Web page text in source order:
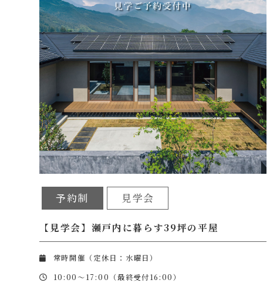
予約制 見学会
【見学会】瀬戸内に暮らす39坪の平屋
常時開催（定休日：水曜日）
10:00～17:00（最終受付16:00）